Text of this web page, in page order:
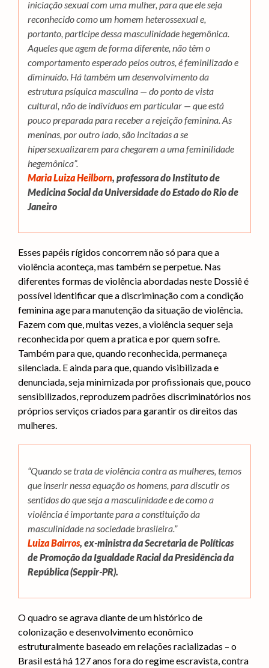
iniciação sexual com uma mulher, para que ele seja
reconhecido como um homem heterossexual e,
portanto, participe dessa masculinidade hegemônica.
Aqueles que agem de forma diferente, não têm o
comportamento esperado pelos outros, é feminilizado e
diminuído. Há também um desenvolvimento da
estrutura psíquica masculina — do ponto de vista
cultural, não de indivíduos em particular — que está
pouco preparada para receber a rejeição feminina. As
meninas, por outro lado, são incitadas a se
hipersexualizarem para chegarem a uma feminilidade
hegemônica”.
Maria Luiza Heilborn, professora do Instituto de
Medicina Social da Universidade do Estado do Rio de
Janeiro
Esses papéis rígidos concorrem não só para que a
violência aconteça, mas também se perpetue. Nas
diferentes formas de violência abordadas neste Dossiê é
possível identificar que a discriminação com a condição
feminina age para manutenção da situação de violência.
Fazem com que, muitas vezes, a violência sequer seja
reconhecida por quem a pratica e por quem sofre.
Também para que, quando reconhecida, permaneça
silenciada. E ainda para que, quando visibilizada e
denunciada, seja minimizada por profissionais que, pouco
sensibilizados, reproduzem padrões discriminatórios nos
próprios serviços criados para garantir os direitos das
mulheres.
“Quando se trata de violência contra as mulheres, temos
que inserir nessa equação os homens, para discutir os
sentidos do que seja a masculinidade e de como a
violência é importante para a constituição da
masculinidade na sociedade brasileira.”
Luiza Bairros, ex-ministra da Secretaria de Políticas
de Promoção da Igualdade Racial da Presidência da
República (Seppir-PR).
O quadro se agrava diante de um histórico de
colonização e desenvolvimento econômico
estruturalmente baseado em relações racializadas – o
Brasil está há 127 anos fora do regime escravista, contra